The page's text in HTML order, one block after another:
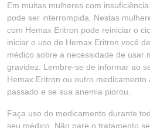
Em muitas mulheres com
pode ser interrompida. Nestas
com Hemax Eritron pode reiniciar o
iniciar o uso de Hemax Eritron você
médico sobre a necessidade de usar
gravidez. Lembre-se de informar ao
Hemax Eritron ou outro
passado e se sua anemia piorou.
Faça uso do medicamento durante
seu médico. Não pare o tratamento